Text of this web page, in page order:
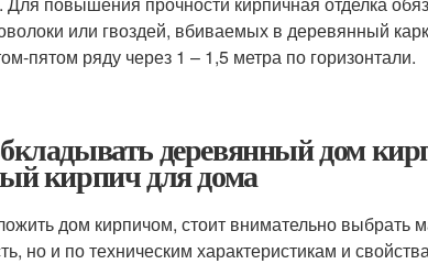
или гвоздей, вбиваемых в деревянный
пятом ряду через 1 – 1,5 метра по горизонтали.
деревянный дом
кирпич для дома
дом кирпичом, стоит внимательно выбрать
но и по техническим характеристикам и